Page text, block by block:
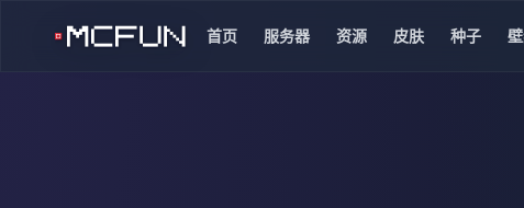
首页 服务器 资源 皮肤 种子